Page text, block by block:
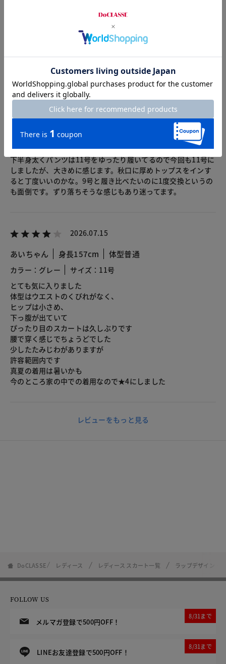
3レビュー
2026.07.25
レモンサワー 身長153cm 体型普通
カラー：グレー
サイズ：11号
ずっと気になっていたのがお安くなった機会に購入。
下半身太くパンツは11号をゆったり履いてるので今回も11号に
しましたが、大きめに感じます。秋口に厚めトップスをインす
ると丁度いいのかな。9号と履き比べたいのに1度交換というの
も面倒です。ずり落ちそうな感じもあり迷ってます。
2026.07.15
あいちゃん 身長157cm 体型普通
カラー：グレー
サイズ：11号
とても気に入りました
体型はウエストのくびれがなく、
ヒップは小さめ、
下っ腹が出ていて
ぴったり目のスカートは久しぶりです
腰で穿く感じでちょうどでした
少したたみじわがありますが
許容範囲内です
真夏の着用は暑いかも
今のところ家の中での着用なので★4にしました
レビューをもっと見る
DoCLASSE レディース レディース スカート一覧 ラップデザイン・
FOLLOW US
メルマガ登録で500円OFF！
8/31まで
LINEお友達登録で500円OFF！
8/31まで